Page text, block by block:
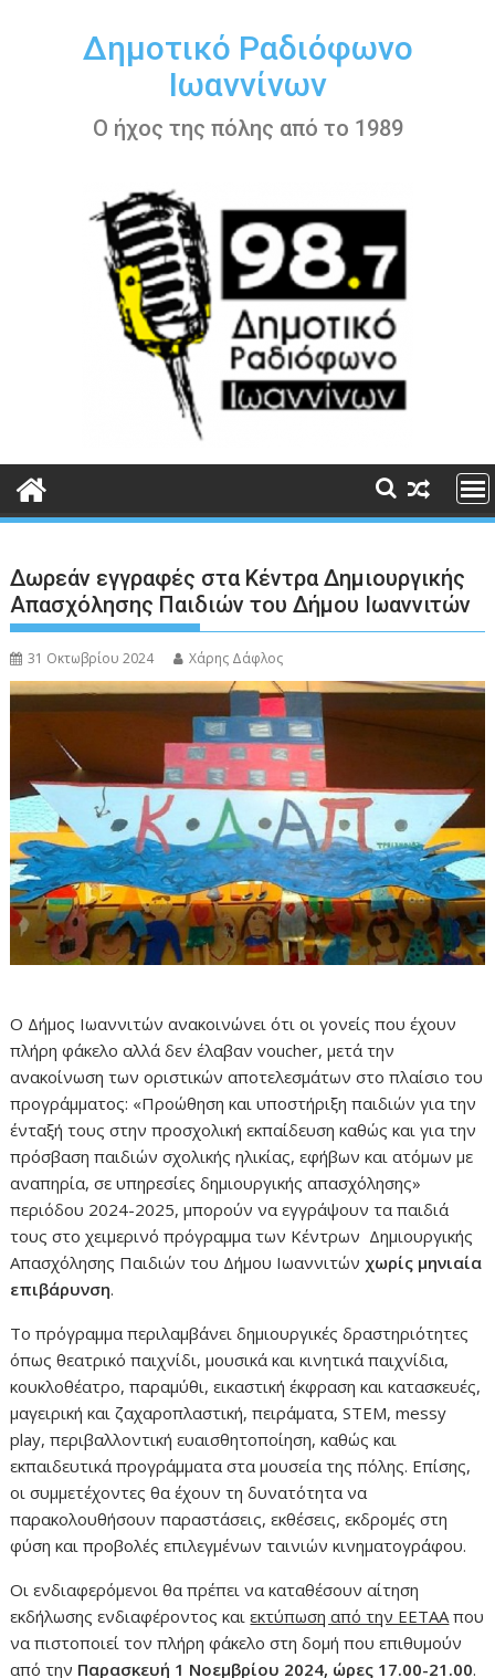
περιεχόμενοΔημοτικό Ραδιόφωνο
Ιωαννίνων
Ο ήχος της πόλης από το 1989
Δωρεάν εγγραφές στα Κέντρα Δημιουργικής
Απασχόλησης Παιδιών του Δήμου Ιωαννιτών
31 Οκτωβρίου 2024 Χάρης Δάφλος
Ο Δήμος Ιωαννιτών ανακοινώνει ότι οι γονείς που έχουν
πλήρη φάκελο αλλά δεν έλαβαν voucher, μετά την
ανακοίνωση των οριστικών αποτελεσμάτων στο πλαίσιο του
προγράμματος: «Προώθηση και υποστήριξη παιδιών για την
ένταξή τους στην προσχολική εκπαίδευση καθώς και για την
πρόσβαση παιδιών σχολικής ηλικίας, εφήβων και ατόμων με
αναπηρία, σε υπηρεσίες δημιουργικής απασχόλησης»
περιόδου 2024-2025, μπορούν να εγγράψουν τα παιδιά
τους στο χειμερινό πρόγραμμα των Κέντρων Δημιουργικής
Απασχόλησης Παιδιών του Δήμου Ιωαννιτών χωρίς μηνιαία
επιβάρυνση.
Το πρόγραμμα περιλαμβάνει δημιουργικές δραστηριότητες
όπως θεατρικό παιχνίδι, μουσικά και κινητικά παιχνίδια,
κουκλοθέατρο, παραμύθι, εικαστική έκφραση και κατασκευές,
μαγειρική και ζαχαροπλαστική, πειράματα, STEM, messy
play, περιβαλλοντική ευαισθητοποίηση, καθώς και
εκπαιδευτικά προγράμματα στα μουσεία της πόλης. Επίσης,
οι συμμετέχοντες θα έχουν τη δυνατότητα να
παρακολουθήσουν παραστάσεις, εκθέσεις, εκδρομές στη
φύση και προβολές επιλεγμένων ταινιών κινηματογράφου.
Οι ενδιαφερόμενοι θα πρέπει να καταθέσουν αίτηση
εκδήλωσης ενδιαφέροντος καιεκτύπωση από την ΕΕΤΑΑπου
να πιστοποιεί τον πλήρη φάκελο στη δομή που επιθυμούν
από την Παρασκευή 1 Νοεμβρίου 2024, ώρες 17.00-21.00.